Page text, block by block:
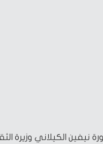
نيفين الكيلاني وزيرة